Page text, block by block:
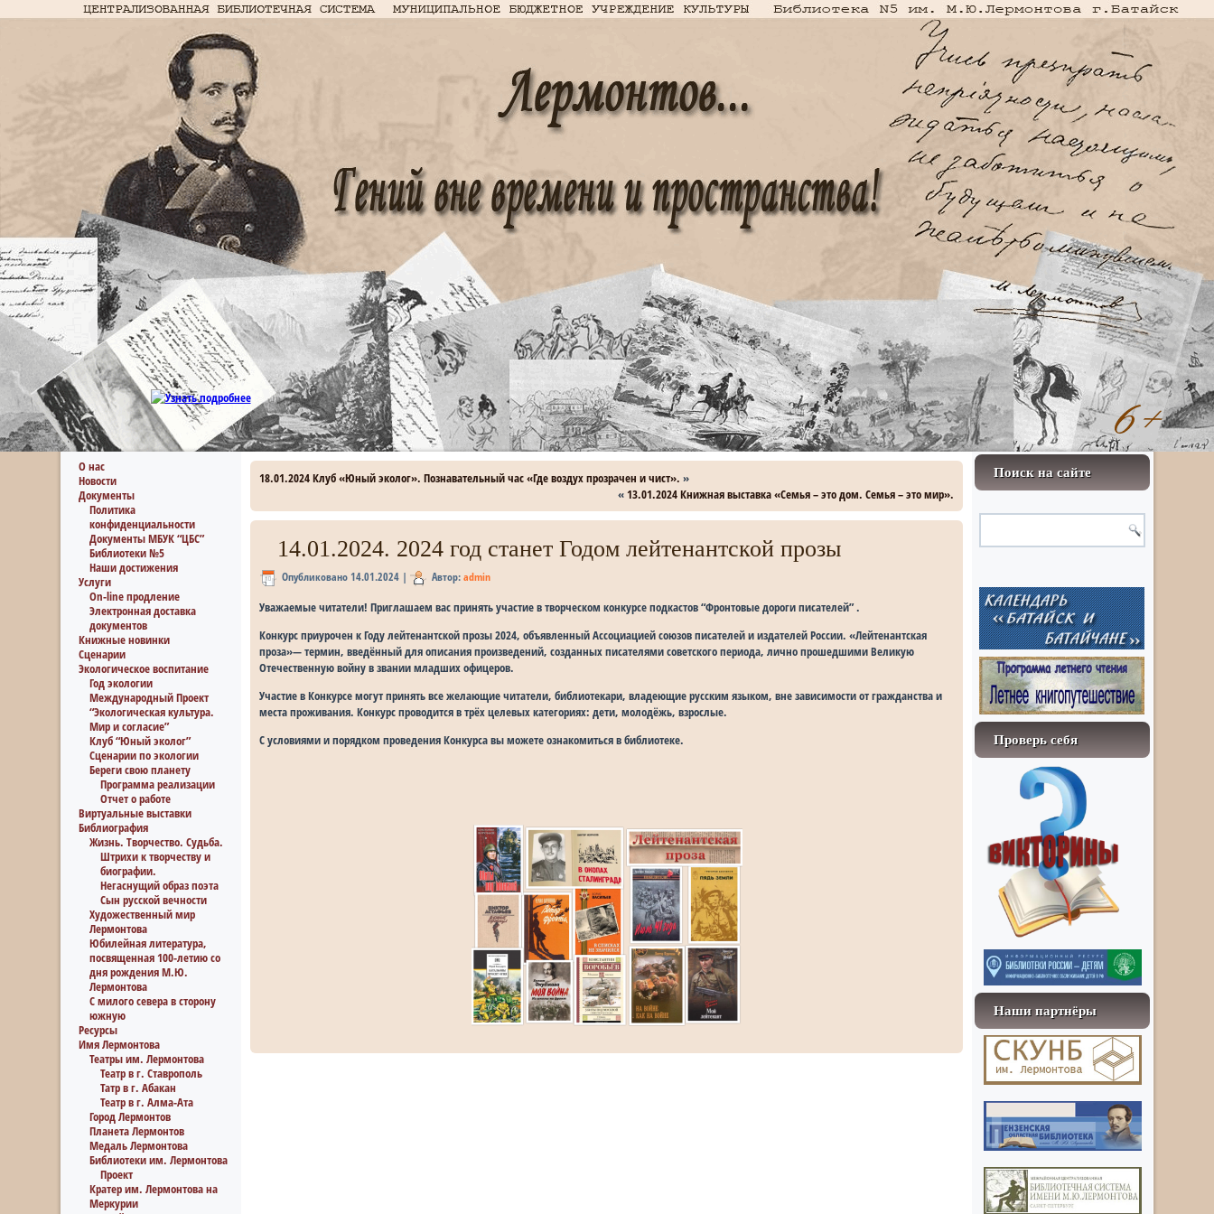
О нас
Новости
Документы
Политика
конфиденциальности
Документы МБУК “ЦБС”
Библиотеки №5
Наши достижения
Услуги
On-line продление
Электронная доставка
документов
Книжные новинки
Сценарии
Экологическое воспитание
Год экологии
Международный Проект
“Экологическая культура.
Мир и согласие”
Клуб “Юный эколог”
Сценарии по экологии
Береги свою планету
Программа реализации
Отчет о работе
Виртуальные выставки
Библиография
Жизнь. Творчество. Судьба.
Штрихи к творчеству и
биографии.
Негаснущий образ поэта
Сын русской вечности
Художественный мир
Лермонтова
Юбилейная литература,
посвященная 100-летию со
дня рождения М.Ю.
Лермонтова
С милого севера в сторону
южную
Ресурсы
Имя Лермонтова
Театры им. Лермонтова
Театр в г. Ставрополь
Татр в г. Абакан
Театр в г. Алма-Ата
Город Лермонтов
Планета Лермонтов
Медаль Лермонтова
Библиотеки им. Лермонтова
Проект
Кратер им. Лермонтова на
Меркурии
18.01.2024 Клуб «Юный эколог». Познавательный час «Где воздух прозрачен и чист». »
«13.01.2024 Книжная выставка «Семья – это дом. Семья – это мир».
14.01.2024. 2024 год станет Годом лейтенантской прозы
Опубликовано14.01.2024 | Автор:admin
Уважаемые читатели! Приглашаем вас принять участие в творческом конкурсе подкастов “Фронтовые дороги писателей” .
Конкурс приурочен к Году лейтенантской прозы 2024, объявленный Ассоциацией союзов писателей и издателей России. «Лейтенантская
проза»— термин, введённый для описания произведений, созданных писателями советского периода, лично прошедшими Великую
Отечественную войну в звании младших офицеров.
Участие в Конкурсе могут принять все желающие читатели, библиотекари, владеющие русским языком, вне зависимости от гражданства и
места проживания. Конкурс проводится в трёх целевых категориях: дети, молодёжь, взрослые.
С условиями и порядком проведения Конкурса вы можете ознакомиться в библиотеке.
Поиск на сайте
Проверь себя
Наши партнёры